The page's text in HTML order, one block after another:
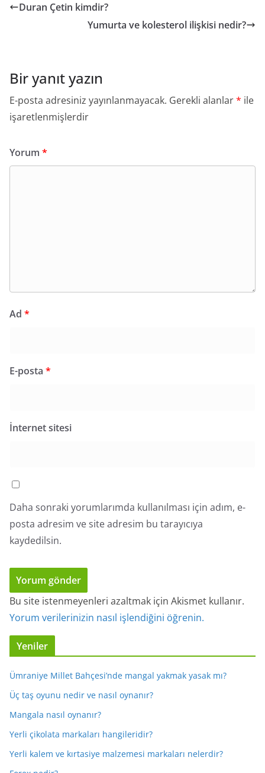
Duran Çetin kimdir?
Yumurta ve kolesterol ilişkisi nedir?
Bir yanıt yazın
E-posta adresiniz yayınlanmayacak. Gerekli alanlar* ile
işaretlenmişlerdir
Yorum *
Ad *
E-posta *
İnternet sitesi
Daha sonraki yorumlarımda kullanılması için adım, e-
posta adresim ve site adresim bu tarayıcıya
kaydedilsin.
Bu site istenmeyenleri azaltmak için Akismet kullanır.
Yorum verilerinizin nasıl işlendiğini öğrenin.
Yeniler
Ümraniye Millet Bahçesi’nde mangal yakmak yasak mı?
Üç taş oyunu nedir ve nasıl oynanır?
Mangala nasıl oynanır?
Yerli çikolata markaları hangileridir?
Yerli kalem ve kırtasiye malzemesi markaları nelerdir?